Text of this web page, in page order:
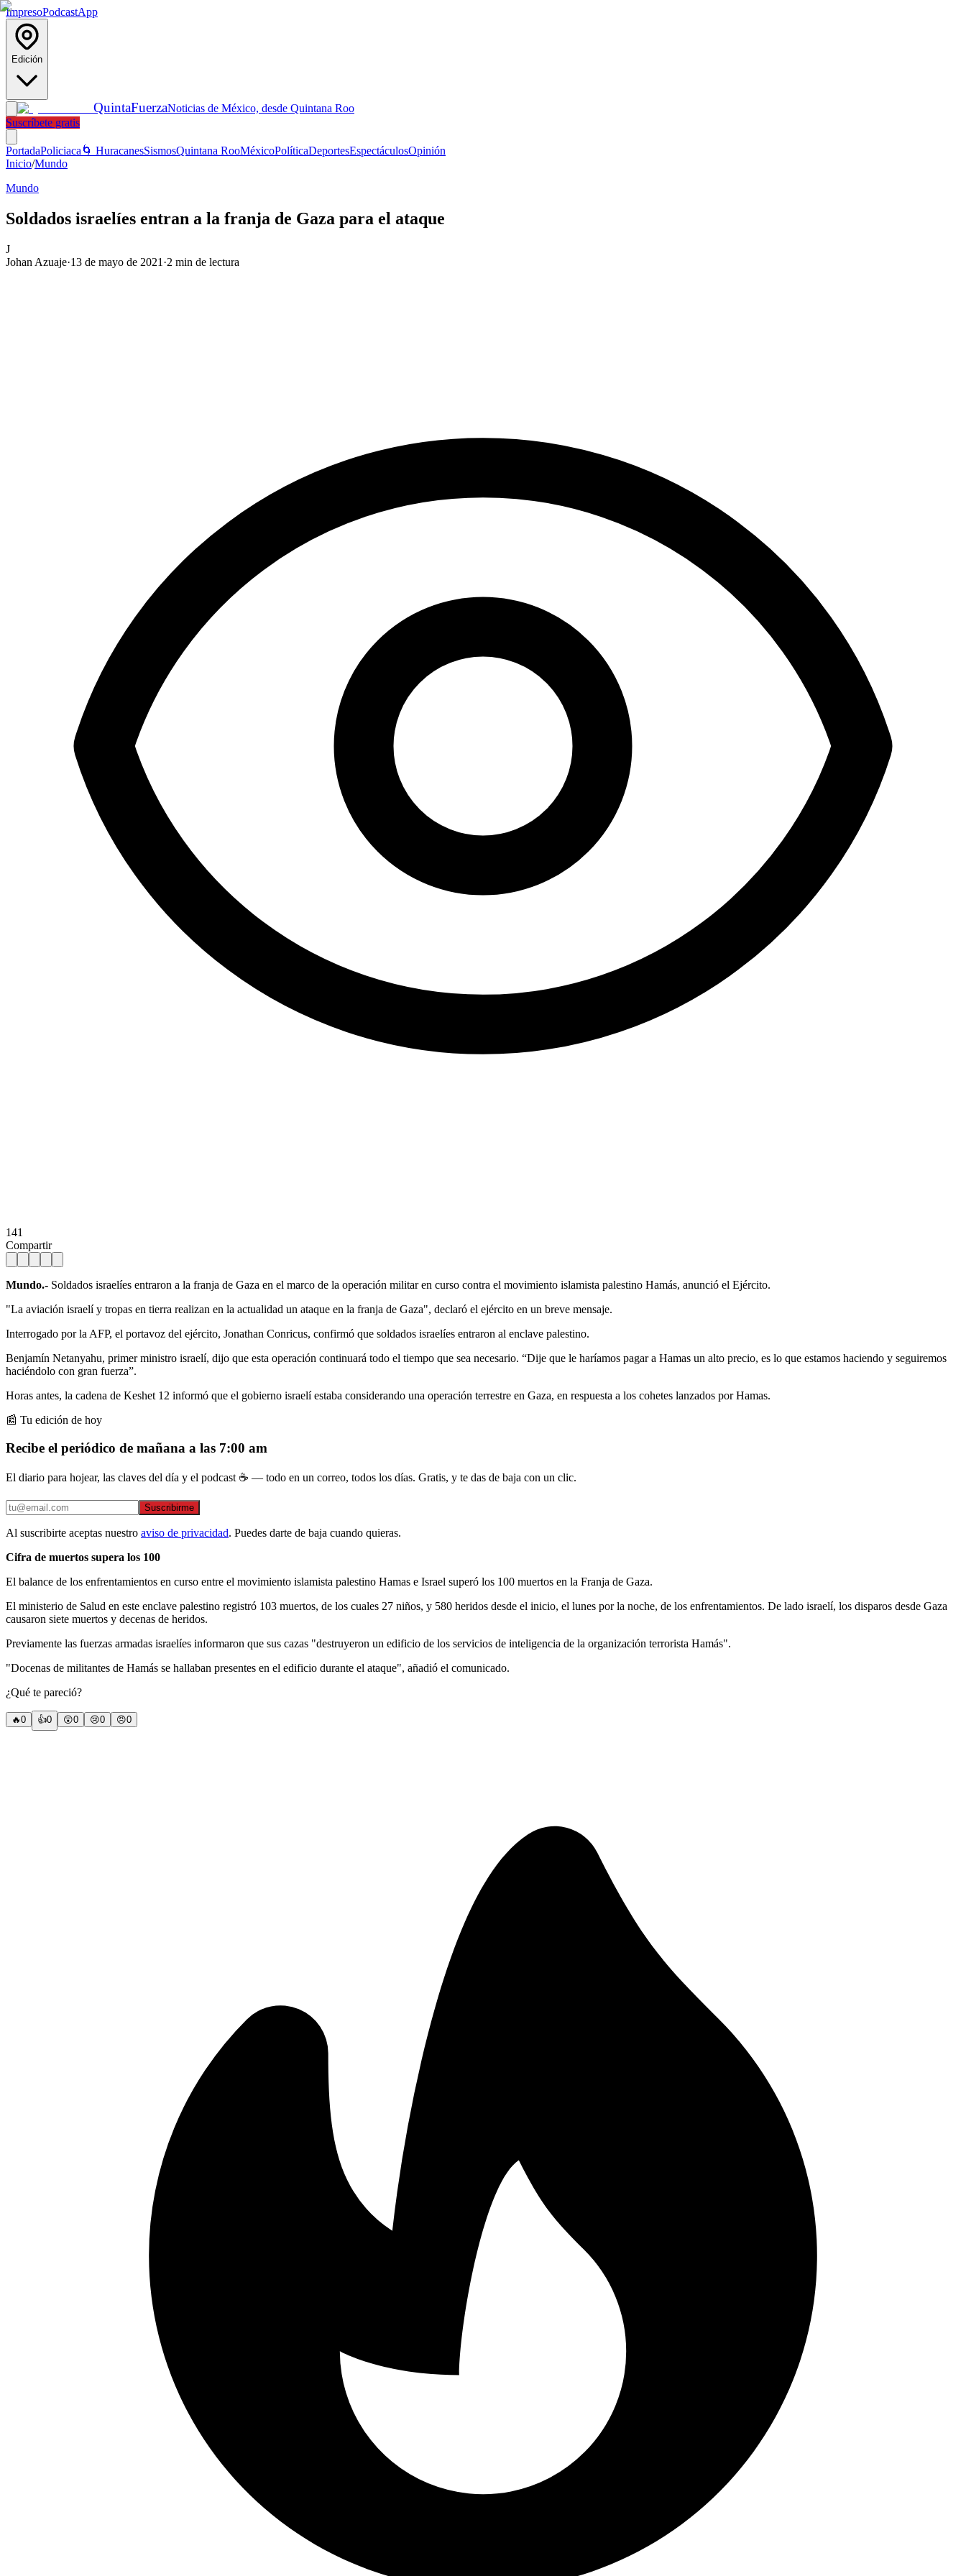
ImpresoPodcastApp
Edición
QuintaFuerzaNoticias de México, desde Quintana Roo
Suscríbete gratis
PortadaPoliciaca 🌀 HuracanesSismosQuintana RooMéxicoPolíticaDeportesEspectáculosOpinión
Inicio/Mundo
Mundo
Soldados israelíes entran a la franja de Gaza para el ataque
J
Johan Azuaje·13 de mayo de 2021 ·2 min de lectura
141
Compartir
Mundo.- Soldados israelíes entraron a la franja de Gaza en el marco de la operación militar en curso contra el movimiento islamista palestino Hamás, anunció el Ejército.
"La aviación israelí y tropas en tierra realizan en la actualidad un ataque en la franja de Gaza", declaró el ejército en un breve mensaje.
Interrogado por la AFP, el portavoz del ejército, Jonathan Conricus, confirmó que soldados israelíes entraron al enclave palestino.
Benjamín Netanyahu, primer ministro israelí, dijo que esta operación continuará todo el tiempo que sea necesario. “Dije que le haríamos pagar a Hamas un alto precio, es lo que estamos haciendo y seguiremos
haciéndolo con gran fuerza”.
Horas antes, la cadena de Keshet 12 informó que el gobierno israelí estaba considerando una operación terrestre en Gaza, en respuesta a los cohetes lanzados por Hamas.
📰 Tu edición de hoy
Recibe el periódico de mañana a las 7:00 am
El diario para hojear, las claves del día y el podcast ☕ — todo en un correo, todos los días. Gratis, y te das de baja con un clic.
Suscribirme
Al suscribirte aceptas nuestro aviso de privacidad. Puedes darte de baja cuando quieras.
Cifra de muertos supera los 100
El balance de los enfrentamientos en curso entre el movimiento islamista palestino Hamas e Israel superó los 100 muertos en la Franja de Gaza.
El ministerio de Salud en este enclave palestino registró 103 muertos, de los cuales 27 niños, y 580 heridos desde el inicio, el lunes por la noche, de los enfrentamientos. De lado israelí, los disparos desde Gaza
causaron siete muertos y decenas de heridos.
Previamente las fuerzas armadas israelíes informaron que sus cazas "destruyeron un edificio de los servicios de inteligencia de la organización terrorista Hamás".
"Docenas de militantes de Hamás se hallaban presentes en el edificio durante el ataque", añadió el comunicado.
¿Qué te pareció?
🔥0 👍0 😲0 😢0 😠0